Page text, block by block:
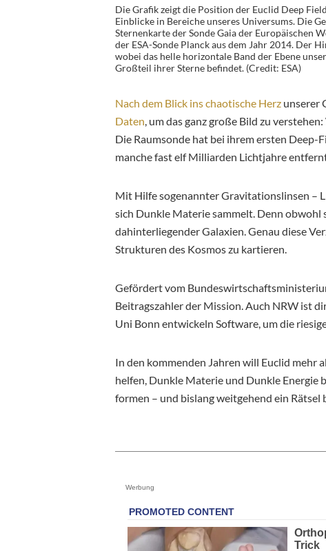
Die Grafik zeigt die Position der Euclid Deep
Einblicke in Bereiche unseres Universums. Die
Sternenkarte der Sonde Gaia der Europäischen
der ESA-Sonde Planck aus dem Jahr 2014. Der
wobei das helle horizontale Band der Ebene
Großteil ihrer Sterne befindet. (Credit: ESA)
Nach dem Blick ins chaotische Herz unserer
Daten, um das ganz große Bild zu
Die Raumsonde hat bei ihrem ersten
manche fast elf Milliarden Lichtjahre
Mit Hilfe sogenannter Gravitationslinsen –
sich Dunkle Materie sammelt. Denn obwohl
dahinterliegender Galaxien. Genau diese
Strukturen des Kosmos zu kartieren.
Gefördert vom
Beitragszahler der Mission. Auch NRW ist
Uni Bonn entwickeln Software, um die
In den kommenden Jahren will Euclid mehr
helfen, Dunkle Materie und Dunkle Energie
formen – und bislang weitgehend ein Rätsel
Werbung